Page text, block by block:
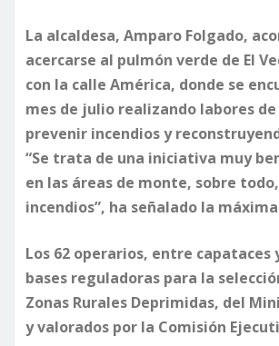
La alcaldesa, Amparo Folgado,
acercarse al pulmón verde de El
con la calle América, donde se
mes de julio realizando labores
prevenir incendios y
“Se trata de una iniciativa muy
en las áreas de monte, sobre
incendios”, ha señalado la
Los 62 operarios, entre
bases reguladoras para la
Zonas Rurales Deprimidas, del
y valorados por la Comisión